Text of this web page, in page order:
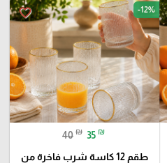
favorite_border -12%
40 ₪ 35 ₪
طقم 12 كاسة شرب فاخرة من